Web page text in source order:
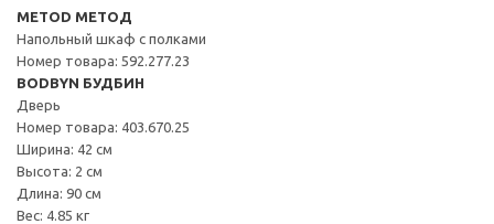
METOD МЕТОД
Напольный шкаф с полками
Номер товара: 592.277.23
BODBYN БУДБИН
Дверь
Номер товара: 403.670.25
Ширина: 42 см
Высота: 2 см
Длина: 90 см
Вес: 4.85 кг